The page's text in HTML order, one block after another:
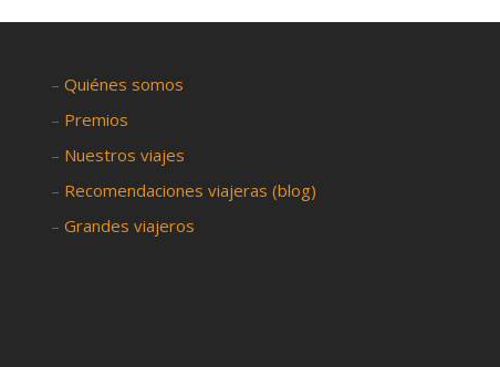
–Quiénes somos
– Premios
– Nuestros viajes
– Recomendaciones viajeras (blog)
–Grandes viajeros